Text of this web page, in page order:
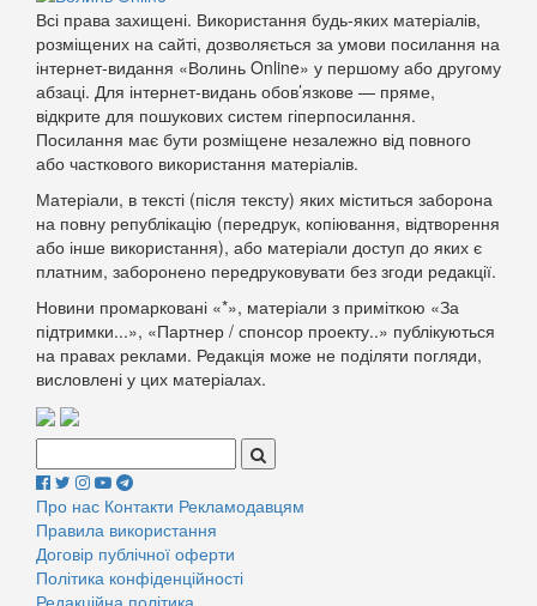
Всі права захищені. Використання будь-яких матеріалів,
розміщених на сайті, дозволяється за умови посилання на
інтернет-видання «Волинь Online» у першому або другому
абзаці. Для інтернет-видань обов’язкове — пряме,
відкрите для пошукових систем гіперпосилання.
Посилання має бути розміщене незалежно від повного
або часткового використання матеріалів.
Матеріали, в тексті (після тексту) яких міститься заборона
на повну републікацію (передрук, копіювання, відтворення
або інше використання), або матеріали доступ до яких є
платним, заборонено передруковувати без згоди редакції.
Новини промарковані «*», матеріали з приміткою «За
підтримки...», «Партнер / спонсор проекту..» публікуються
на правах реклами. Редакція може не поділяти погляди,
висловлені у цих матеріалах.
Про нас Контакти Рекламодавцям
Правила використання
Договір публічної оферти
Політика конфіденційності